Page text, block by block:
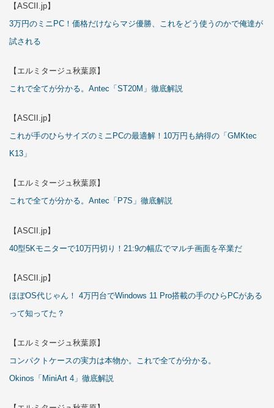
【ASCII.jp】
3万円のミニPC！価格だけならマジ優勝、これをどう使うのかで俺達が
試される
【エルミタージュ秋葉原】
これで全てが分かる。Antec「ST20M」徹底解説
【ASCII.jp】
これが手のひらサイズのミニPCの最適解！10万円も納得の「GMKtec
K13」
【エルミタージュ秋葉原】
これで全てが分かる。Antec「P7S」徹底解説
【ASCII.jp】
40型5Kモニターで10万円切り！21:9の幅広でマルチ画面を卒業だ
【ASCII.jp】
ほぼOS代じゃん！ 4万円台でWindows 11 Pro搭載の手のひらPCがある
って知ってた？
【エルミタージュ秋葉原】
コンパクトケースの実力は本物か。これで全てが分かる。
Okinos「MiniArt 4」徹底解説